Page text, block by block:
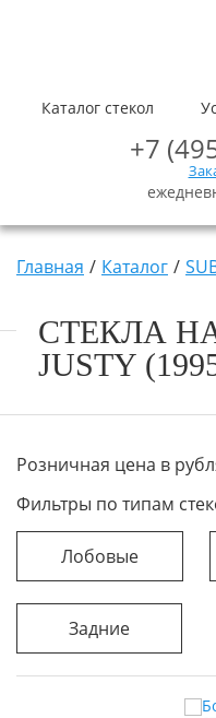
Каталог стекол
+7
Главная Каталог
СТЕКЛА
JUSTY
Розничная цена в
Фильтры по типам
Лобовые
Задние